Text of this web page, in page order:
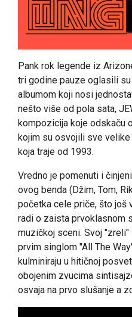
Pank rok legende iz
tri godine pauze oglasili
albumom koji nosi
nešto više od pola sata,
kompozicija koje odskaču
kojim su osvojili sve
koja traje od 1993.
Vredno je pomenuti i
ovog benda (Džim, Tom,
početka cele priče, što još
radi o zaista prvoklasnom
muzičkoj sceni. Svoj
prvim singlom "All The
kulminiraju u hitičnoj
obojenim zvucima
osvaja na prvo slušanje a